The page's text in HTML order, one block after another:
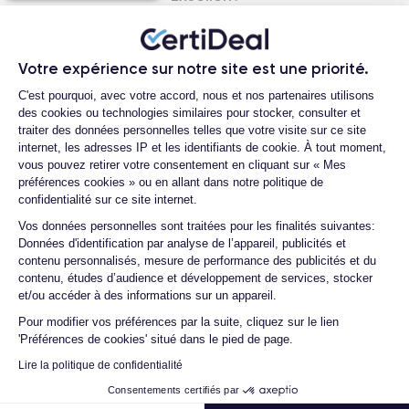
Votre expérience sur notre site est une priorité.
Plateforme de Gestion du
C'est pourquoi, avec votre accord, nous et nos partenaires utilisons
des cookies ou technologies similaires pour stocker, consulter et
traiter des données personnelles telles que votre visite sur ce site
internet, les adresses IP et les identifiants de cookie. À tout moment,
vous pouvez retirer votre consentement en cliquant sur « Mes
préférences cookies » ou en allant dans notre politique de
confidentialité sur ce site internet.
Vos données personnelles sont traitées pour les finalités suivantes:
Données d'identification par analyse de l’appareil, publicités et
contenu personnalisés, mesure de performance des publicités et du
contenu, études d’audience et développement de services, stocker
et/ou accéder à des informations sur un appareil.
Pour modifier vos préférences par la suite, cliquez sur le lien
'Préférences de cookies' situé dans le pied de page.
Lire la politique de confidentialité
Consentements certifiés par
Axeptio consent
Autonomie & Recharge
Équipé d’une batterie de4 000 mAh, le Galaxy S21 tient une
journée en usage mixte. Il supporte la recharge rapide filaire
W, la recharge sans fil (standard Qi) ainsi que le partage
d’énergie (Wireless PowerShare). :contentReference[oaicite:6]
{index=6}
Prix de lancement
Le prix de lancement aux États-Unis était de799 $pour le
modèle 128 Go, soit une baisse de ~200 $ par rapport à la
génération précédente. :contentReference[oaicite:7]{index=7}
En Europe, le Galaxy S21 était proposé à partir de
la version 128 Go. :contentReference[oaicite:8]{index=8}
Jean-yves J.
26/07/26
Merci beaucoup à l’équipe, iPhone 15 pro max d’un état comme
neuf comme la batterie. Je suis très content de mon achat et
...
12/07/26